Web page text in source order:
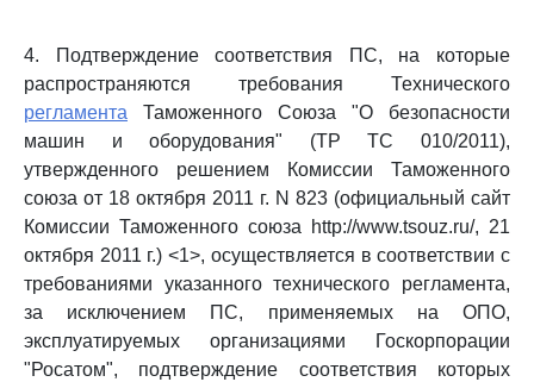
4. Подтверждение соответствия ПС, на которые
распространяются требования Технического
регламента Таможенного Союза "О безопасности
машин и оборудования" (ТР ТС 010/2011),
утвержденного решением Комиссии Таможенного
союза от 18 октября 2011 г. N 823 (официальный сайт
Комиссии Таможенного союза http://www.tsouz.ru/, 21
октября 2011 г.) <1>, осуществляется в соответствии с
требованиями указанного технического регламента,
за исключением ПС, применяемых на ОПО,
эксплуатируемых организациями Госкорпорации
"Росатом", подтверждение соответствия которых